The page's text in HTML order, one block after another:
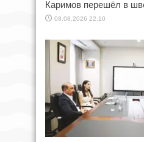
Каримов перешёл в
08.08.2026 22:10